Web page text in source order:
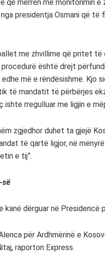
që merren me monitorimin e
presidentja Osmani që
me zhvillime që pritet
është drejt
më e rëndësishme. Kjo
të mandatit të përbërjes
rregulluar me ligjin e
zgjedhor duhet ta gjejë
të qartë ligjor, në
e tij”.
së
kanë dërguar në Presidencë
për Ardhmërinë e
raporton Express.